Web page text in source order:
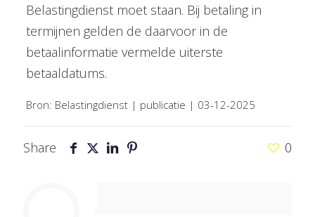
Belastingdienst moet staan. Bij betaling in
termijnen gelden de daarvoor in de
betaalinformatie vermelde uiterste
betaaldatums.
Bron: Belastingdienst | publicatie | 03-12-2025
Share 0